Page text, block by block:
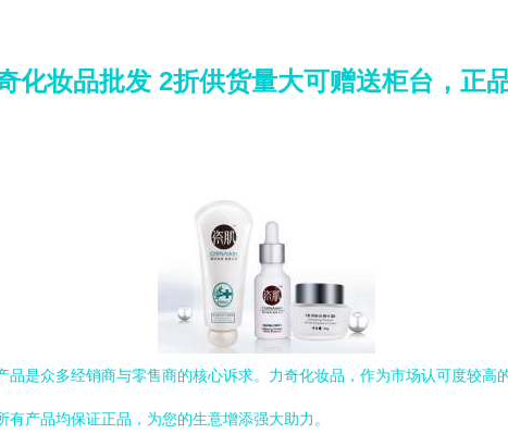
化妆品批发 2折供货量大可赠送柜台，正
是众多经销商与零售商的核心诉求。力奇化妆品，作为市场认可度较
产品均保证正品，为您的生意增添强大助力。